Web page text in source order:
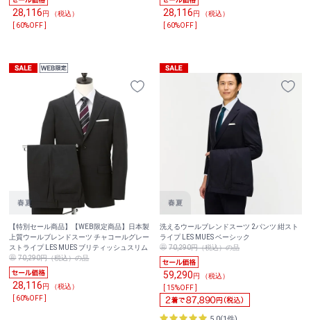
28,116円 （税込）
[ 60%OFF ]
28,116円 （税込）
[ 60%OFF ]
【特別セール商品】【WEB限定商品】日本製
上質ウールブレンドスーツ チャコールグレー
ストライプ LES MUES ブリティッシュスリム
70,290円（税込）の品
28,116円 （税込）
[ 60%OFF ]
洗えるウールブレンドスーツ 2パンツ 紺スト
ライプ LES MUES ベーシック
70,290円（税込）の品
59,290円 （税込）
[ 15%OFF ]